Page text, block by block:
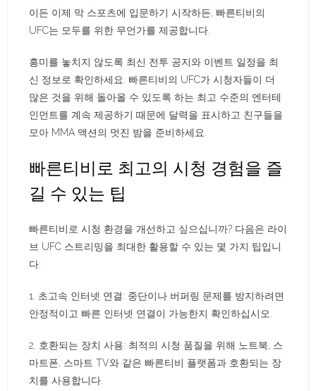
이든 이제 막 스포츠에 입문하기 시작하든, 빠른티비의
UFC는 모두를 위한 무언가를 제공합니다.
흥미를 놓치지 않도록 최신 전투 공지와 이벤트 일정을 최
신 정보로 확인하세요. 빠른티비의 UFC가 시청자들이 더
많은 것을 위해 돌아올 수 있도록 하는 최고 수준의 엔터테
인먼트를 계속 제공하기 때문에 달력을 표시하고 친구들을
모아 MMA 액션의 멋진 밤을 준비하세요.
빠른티비로 최고의 시청 경험을 즐
길 수 있는 팁
빠른티비로 시청 환경을 개선하고 싶으십니까? 다음은 라이
브 UFC 스트리밍을 최대한 활용할 수 있는 몇 가지 팁입니
다:
1. 초고속 인터넷 연결: 중단이나 버퍼링 문제를 방지하려면
안정적이고 빠른 인터넷 연결이 가능한지 확인하십시오.
2. 호환되는 장치 사용: 최적의 시청 품질을 위해 노트북, 스
마트폰, 스마트 TV와 같은 빠른티비 플랫폼과 호환되는 장
치를 사용합니다.